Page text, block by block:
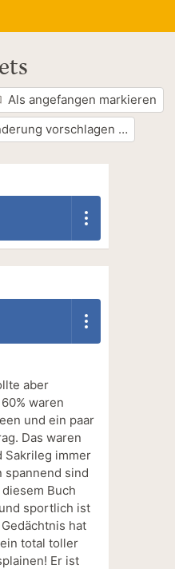
Als angefangen markieren
vorschlagen …
aber
waren
und ein paar
Das waren
Sakrileg immer
sind
Buch
sportlich ist
hat
total toller
Er ist